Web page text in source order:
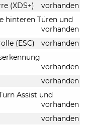
(XDS+)
vorhanden
hinteren Türen und
vorhanden
(ESC)
vorhanden
vorhanden
vorhanden
Assist und
vorhanden
vorhanden